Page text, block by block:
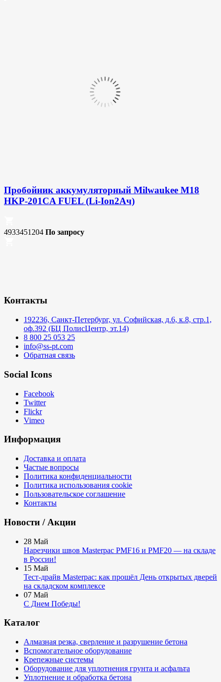
Пробойник аккумуляторный Milwaukee M18
HKP-201CA FUEL (Li-Ion2Ач)
4933451204 По запросу
Контакты
192236, Санкт-Петербург, ул. Софийская, д.6, к.8, стр.1,
оф.392 (БЦ ПолисЦентр, эт.14)
8 800 25 053 25
info@ss-pt.com
Обратная связь
Social Icons
Facebook
Twitter
Flickr
Vimeo
Информация
Доставка и оплата
Частые вопросы
Политика конфиденциальности
Политика использования cookie
Пользовательское соглашение
Контакты
Новости / Акции
28 Май
Нарезчики швов Masterpac PMF16 и PMF20 — на складе
в России!
15 Май
Тест-драйв Masterpac: как прошёл День открытых дверей
на складском комплексе
07 Май
С Днем Победы!
Каталог
Алмазная резка, сверление и разрушение бетона
Вспомогательное оборудование
Крепежные системы
Оборудование для уплотнения грунта и асфальта
Уплотнение и обработка бетона